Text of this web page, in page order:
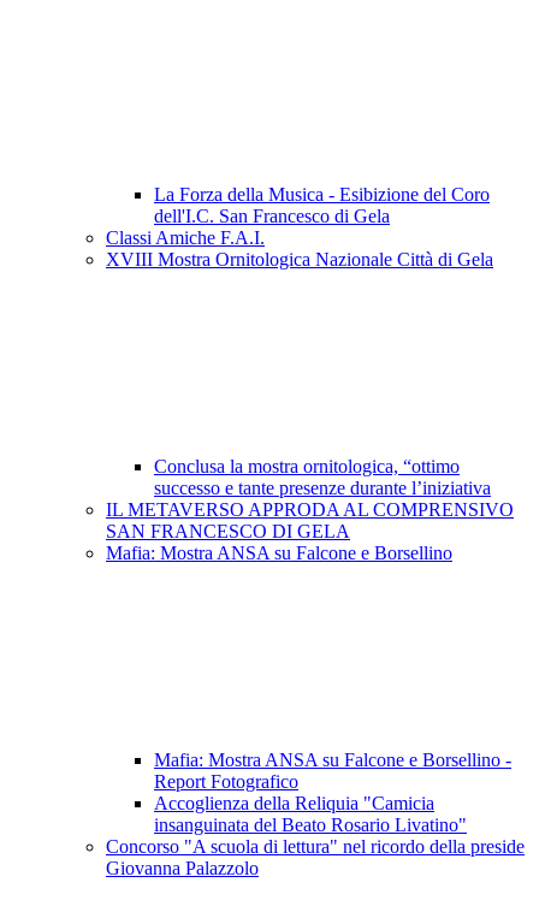
La Forza della Musica - Esibizione del Coro
dell'I.C. San Francesco di Gela
Classi Amiche F.A.I.
XVIII Mostra Ornitologica Nazionale Città di Gela
Conclusa la mostra ornitologica, “ottimo
successo e tante presenze durante l’iniziativa
IL METAVERSO APPRODA AL COMPRENSIVO
SAN FRANCESCO DI GELA
Mafia: Mostra ANSA su Falcone e Borsellino
Mafia: Mostra ANSA su Falcone e Borsellino -
Report Fotografico
Accoglienza della Reliquia "Camicia
insanguinata del Beato Rosario Livatino"
Concorso "A scuola di lettura" nel ricordo della preside
Giovanna Palazzolo